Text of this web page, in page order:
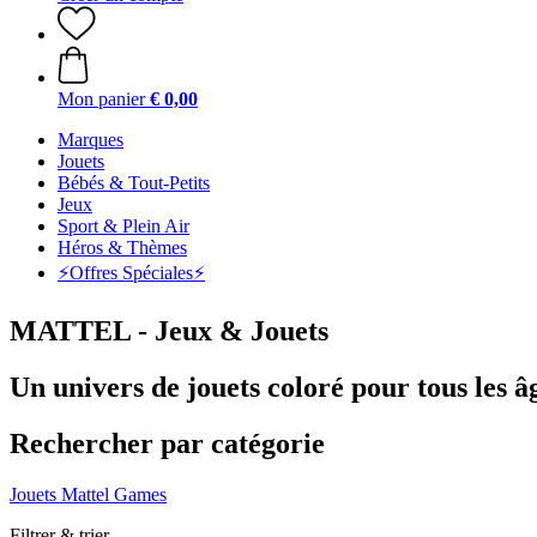
Mon panier € 0,00
Marques
Jouets
Bébés & Tout-Petits
Jeux
Sport & Plein Air
Héros & Thèmes
⚡️Offres Spéciales⚡️
MATTEL - Jeux & Jouets
Un univers de jouets coloré pour tous les
Rechercher par catégorie
Jouets Mattel Games